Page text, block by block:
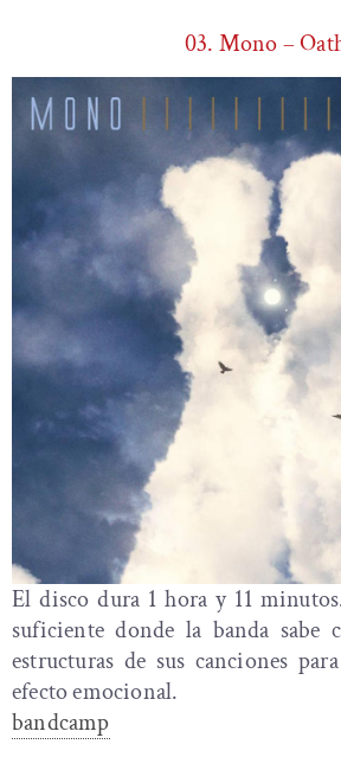
03. Mono –
El disco dura 1 hora y 11
suficiente donde la banda sabe
estructuras de sus canciones
efecto emocional.
bandcamp